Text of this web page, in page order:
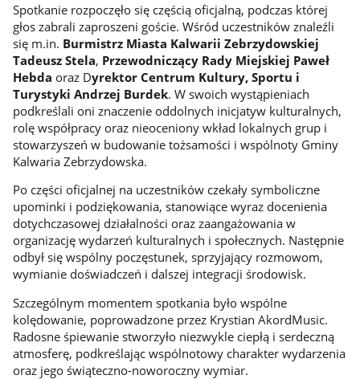
Spotkanie rozpoczęło się częścią oficjalną, podczas której
głos zabrali zaproszeni goście. Wśród uczestników znaleźli
się m.in. Burmistrz Miasta Kalwarii Zebrzydowskiej
Tadeusz Stela, Przewodniczący Rady Miejskiej Paweł
Hebda oraz Dyrektor Centrum Kultury, Sportu i
Turystyki Andrzej Burdek. W swoich wystąpieniach
podkreślali oni znaczenie oddolnych inicjatyw kulturalnych,
rolę współpracy oraz nieoceniony wkład lokalnych grup i
stowarzyszeń w budowanie tożsamości i wspólnoty Gminy
Kalwaria Zebrzydowska.
Po części oficjalnej na uczestników czekały symboliczne
upominki i podziękowania, stanowiące wyraz docenienia
dotychczasowej działalności oraz zaangażowania w
organizację wydarzeń kulturalnych i społecznych. Następnie
odbył się wspólny poczęstunek, sprzyjający rozmowom,
wymianie doświadczeń i dalszej integracji środowisk.
Szczególnym momentem spotkania było wspólne
kolędowanie, poprowadzone przez Krystian AkordMusic.
Radosne śpiewanie stworzyło niezwykle ciepłą i serdeczną
atmosferę, podkreślając wspólnotowy charakter wydarzenia
oraz jego świąteczno-noworoczny wymiar.